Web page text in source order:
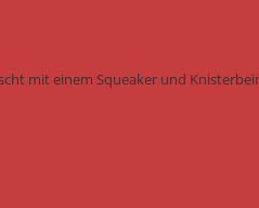
mit einem Squeaker und